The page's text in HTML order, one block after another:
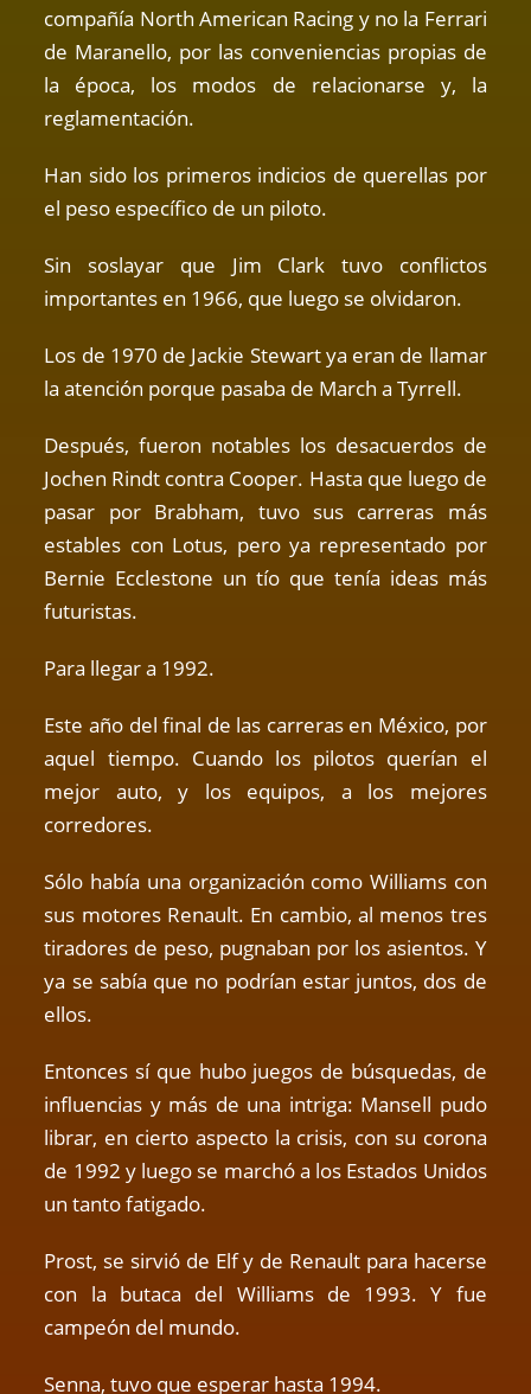
compañía North American Racing y no la Ferrari
de Maranello, por las conveniencias propias de
la época, los modos de relacionarse y, la
reglamentación.
Han sido los primeros indicios de querellas por
el peso específico de un piloto.
Sin soslayar que Jim Clark tuvo conflictos
importantes en 1966, que luego se olvidaron.
Los de 1970 de Jackie Stewart ya eran de llamar
la atención porque pasaba de March a Tyrrell.
Después, fueron notables los desacuerdos de
Jochen Rindt contra Cooper. Hasta que luego de
pasar por Brabham, tuvo sus carreras más
estables con Lotus, pero ya representado por
Bernie Ecclestone un tío que tenía ideas más
futuristas.
Para llegar a 1992.
Este año del final de las carreras en México, por
aquel tiempo. Cuando los pilotos querían el
mejor auto, y los equipos, a los mejores
corredores.
Sólo había una organización como Williams con
sus motores Renault. En cambio, al menos tres
tiradores de peso, pugnaban por los asientos. Y
ya se sabía que no podrían estar juntos, dos de
ellos.
Entonces sí que hubo juegos de búsquedas, de
influencias y más de una intriga: Mansell pudo
librar, en cierto aspecto la crisis, con su corona
de 1992 y luego se marchó a los Estados Unidos
un tanto fatigado.
Prost, se sirvió de Elf y de Renault para hacerse
con la butaca del Williams de 1993. Y fue
campeón del mundo.
Senna, tuvo que esperar hasta 1994.